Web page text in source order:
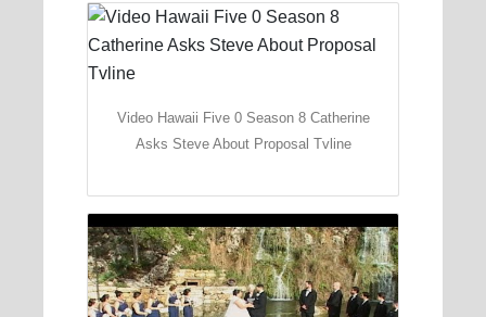
Video Hawaii Five 0 Season 8 Catherine
Asks Steve About Proposal Tvline